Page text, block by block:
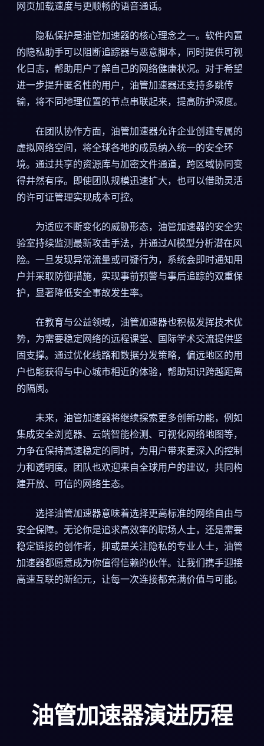
网页加载速度与更顺畅的语音通话。
隐私保护是油管加速器的核心理念之一。软件内置
的隐私助手可以阻断追踪器与恶意脚本，同时提供可视
化日志，帮助用户了解自己的网络健康状况。对于希望
进一步提升匿名性的用户，油管加速器还支持多跳传
输，将不同地理位置的节点串联起来，提高防护深度。
在团队协作方面，油管加速器允许企业创建专属的
虚拟网络空间，将全球各地的成员纳入统一的安全环
境。通过共享的资源库与加密文件通道，跨区域协同变
得井然有序。即使团队规模迅速扩大，也可以借助灵活
的许可证管理实现成本可控。
为适应不断变化的威胁形态，油管加速器的安全实
验室持续监测最新攻击手法，并通过AI模型分析潜在风
险。一旦发现异常流量或可疑行为，系统会即时通知用
户并采取防御措施，实现事前预警与事后追踪的双重保
护，显著降低安全事故发生率。
在教育与公益领域，油管加速器也积极发挥技术优
势，为需要稳定网络的远程课堂、国际学术交流提供坚
固支撑。通过优化线路和数据分发策略，偏远地区的用
户也能获得与中心城市相近的体验，帮助知识跨越距离
的隔阂。
未来，油管加速器将继续探索更多创新功能，例如
集成安全浏览器、云端智能检测、可视化网络地图等，
力争在保持高速稳定的同时，为用户带来更深入的控制
力和透明度。团队也欢迎来自全球用户的建议，共同构
建开放、可信的网络生态。
选择油管加速器意味着选择更高标准的网络自由与
安全保障。无论你是追求高效率的职场人士，还是需要
稳定链接的创作者，抑或是关注隐私的专业人士，油管
加速器都愿意成为你值得信赖的伙伴。让我们携手迎接
高速互联的新纪元，让每一次连接都充满价值与可能。
油管加速器演进历程